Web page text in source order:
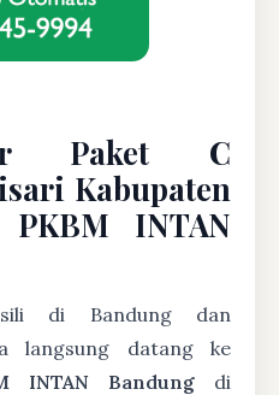
Paket C
Kabupaten
INTAN
di Bandung dan
langsung datang ke
INTAN Bandung di